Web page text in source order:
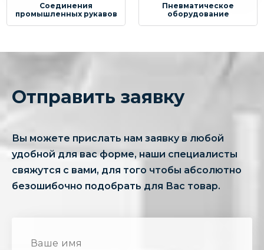
Соединения
промышленных рукавов
Пневматическое
оборудование
Отправить заявку
Вы можете прислать нам заявку в любой
удобной для вас форме, наши специалисты
свяжутся с вами, для того чтобы абсолютно
безошибочно подобрать для Вас товар.